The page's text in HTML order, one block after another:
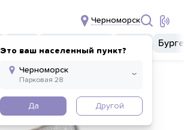
Черноморск
Это ваш населенный пункт?
Да Другой